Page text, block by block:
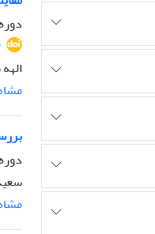
دوره 12، شماره 1، بهار
دوره 9، شماره 6، زمستان